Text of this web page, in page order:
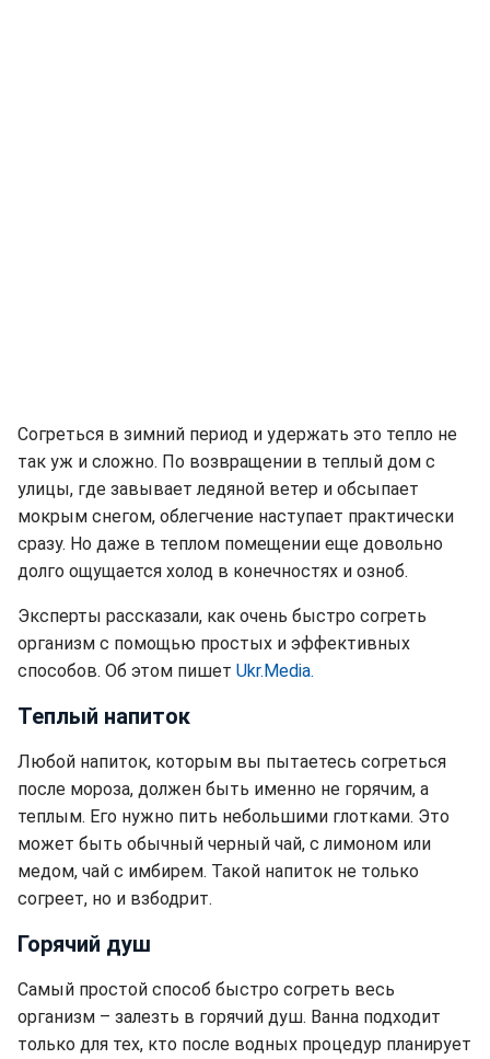
Согреться в зимний период и удержать это тепло не
так уж и сложно. По возвращении в теплый дом с
улицы, где завывает ледяной ветер и обсыпает
мокрым снегом, облегчение наступает практически
сразу. Но даже в теплом помещении еще довольно
долго ощущается холод в конечностях и озноб.
Эксперты рассказали, как очень быстро согреть
организм с помощью простых и эффективных
способов. Об этом пишет Ukr.Media.
Теплый напиток
Любой напиток, которым вы пытаетесь согреться
после мороза, должен быть именно не горячим, а
теплым. Его нужно пить небольшими глотками. Это
может быть обычный черный чай, с лимоном или
медом, чай с имбирем. Такой напиток не только
согреет, но и взбодрит.
Горячий душ
Самый простой способ быстро согреть весь
организм – залезть в горячий душ. Ванна подходит
только для тех, кто после водных процедур планирует